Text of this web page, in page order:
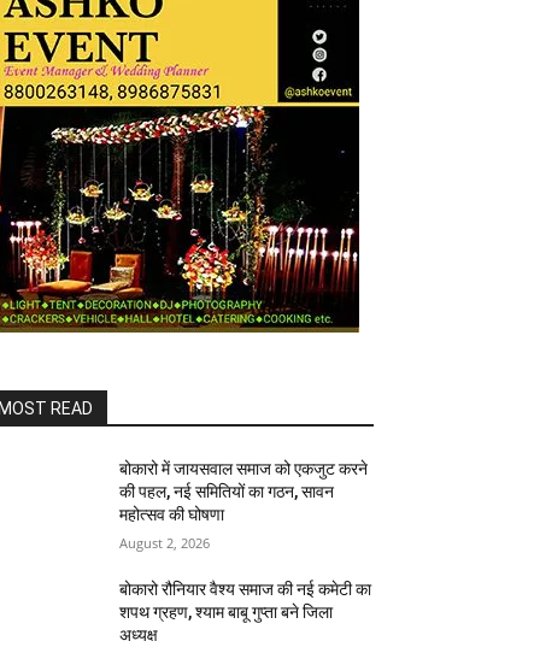
MOST READ
बोकारो में जायसवाल समाज को एकजुट करने
की पहल, नई समितियों का गठन, सावन
महोत्सव की घोषणा
August 2, 2026
बोकारो रौनियार वैश्य समाज की नई कमेटी का
शपथ ग्रहण, श्याम बाबू गुप्ता बने जिला
अध्यक्ष